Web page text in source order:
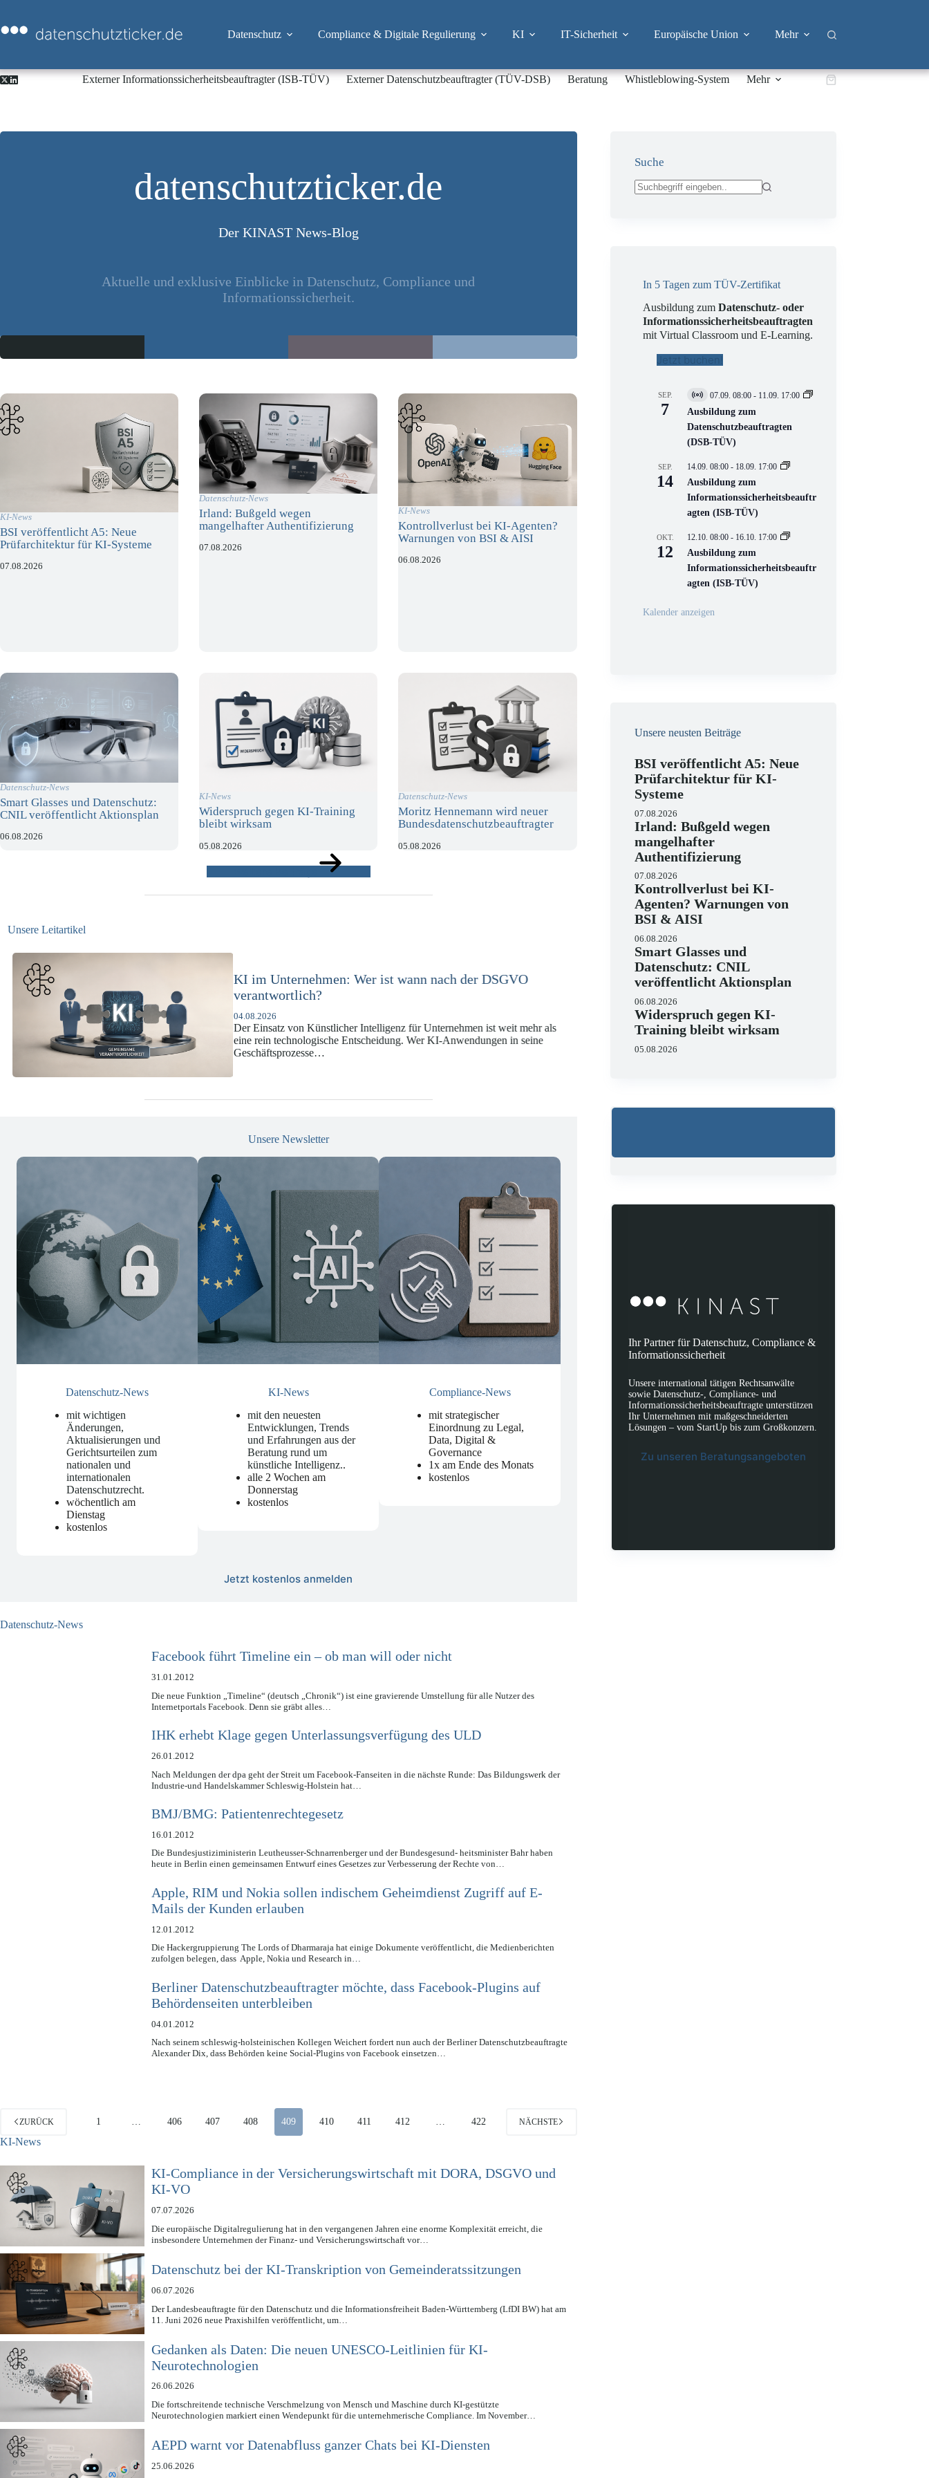
springen
Datenschutz Compliance & Digitale Regulierung KI IT-Sicherheit Europäische Union Mehr
Externer Informationssicherheitsbeauftragter (ISB-TÜV) Externer Datenschutzbeauftragter (TÜV-DSB) Beratung Whistleblowing-System Mehr Warenkorb
datenschutzticker.de
Der KINAST News-Blog
Aktuelle und exklusive Einblicke in Datenschutz, Compliance und
Informationssicherheit.
KI-News
BSI veröffentlicht A5: Neue
Prüfarchitektur für KI-Systeme
07.08.2026
Datenschutz-News
Irland: Bußgeld wegen
mangelhafter Authentifizierung
07.08.2026
KI-News
Kontrollverlust bei KI-Agenten?
Warnungen von BSI & AISI
06.08.2026
Datenschutz-News
Smart Glasses und Datenschutz:
CNIL veröffentlicht Aktionsplan
06.08.2026
KI-News
Widerspruch gegen KI-Training
bleibt wirksam
05.08.2026
Datenschutz-News
Moritz Hennemann wird neuer
Bundesdatenschutzbeauftragter
05.08.2026
Unsere Leitartikel
KI-Compliance in der Versicherungswirtschaft mit DORA,
DSGVO und KI-VO
07.07.2026
Die europäische Digitalregulierung hat in den vergangenen Jahren eine
enorme Komplexität erreicht, die insbesondere Unternehmen der Finanz-
und Versicherungswirtschaft vor…
Unsere Newsletter
Datenschutz-News
mit wichtigen
Änderungen,
Aktualisierungen und
Gerichtsurteilen zum
nationalen und
internationalen
Datenschutzrecht.
wöchentlich am
Dienstag
kostenlos
KI-News
mit den neuesten
Entwicklungen, Trends
und Erfahrungen aus der
Beratung rund um
künstliche Intelligenz..
alle 2 Wochen am
Donnerstag
kostenlos
Compliance-News
mit strategischer
Einordnung zu Legal,
Data, Digital &
Governance
1x am Ende des Monats
kostenlos
Jetzt kostenlos anmelden
Datenschutz-News
Facebook führt Timeline ein – ob man will oder nicht
31.01.2012
Die neue Funktion „Timeline“ (deutsch „Chronik“) ist eine gravierende Umstellung für alle Nutzer des
Internetportals Facebook. Denn sie gräbt alles…
IHK erhebt Klage gegen Unterlassungsverfügung des ULD
26.01.2012
Nach Meldungen der dpa geht der Streit um Facebook-Fanseiten in die nächste Runde: Das Bildungswerk der
Industrie-und Handelskammer Schleswig-Holstein hat…
BMJ/BMG: Patientenrechtegesetz
16.01.2012
Die Bundesjustiziministerin Leutheusser-Schnarrenberger und der Bundesgesund- heitsminister Bahr haben
heute in Berlin einen gemeinsamen Entwurf eines Gesetzes zur Verbesserung der Rechte von…
Apple, RIM und Nokia sollen indischem Geheimdienst Zugriff auf E-
Mails der Kunden erlauben
12.01.2012
Die Hackergruppierung The Lords of Dharmaraja hat einige Dokumente veröffentlicht, die Medienberichten
zufolgen belegen, dass Apple, Nokia und Research in…
Berliner Datenschutzbeauftragter möchte, dass Facebook-Plugins auf
Behördenseiten unterbleiben
04.01.2012
Nach seinem schleswig-holsteinischen Kollegen Weichert fordert nun auch der Berliner Datenschutzbeauftragte
Alexander Dix, dass Behörden keine Social-Plugins von Facebook einsetzen…
ZURÜCK 1 406 407 408 409 410 411 412 422 NÄCHSTE
KI-News
KI-Compliance in der Versicherungswirtschaft mit DORA, DSGVO und
KI-VO
07.07.2026
Die europäische Digitalregulierung hat in den vergangenen Jahren eine enorme Komplexität erreicht, die
insbesondere Unternehmen der Finanz- und Versicherungswirtschaft vor…
Datenschutz bei der KI-Transkription von Gemeinderatssitzungen
06.07.2026
Der Landesbeauftragte für den Datenschutz und die Informationsfreiheit Baden-Württemberg (LfDI BW) hat am
11. Juni 2026 neue Praxishilfen veröffentlicht, um…
Gedanken als Daten: Die neuen UNESCO-Leitlinien für KI-
Neurotechnologien
26.06.2026
Die fortschreitende technische Verschmelzung von Mensch und Maschine durch KI-gestützte
Neurotechnologien markiert einen Wendepunkt für die unternehmerische Compliance. Im November…
AEPD warnt vor Datenabfluss ganzer Chats bei KI-Diensten
25.06.2026
Suche
In 5 Tagen zum TÜV-Zertifikat
Ausbildung zumDatenschutz- oder
Informationssicherheitsbeauftragten
mit Virtual Classroom und E-Learning.
Jetzt buchen!
SEP.
7
V
i
t
u
l
V
e
r
n
s
t
a
t
n
07.09. 08:00 - 11.09. 17:00
Ausbildung zum
Datenschutzbeauftragten
(DSB-TÜV)
SEP.
14
14.09. 08:00 - 18.09. 17:00
Ausbildung zum
Informationssicherheitsbeauftr
agten (ISB-TÜV)
OKT.
12
12.10. 08:00 - 16.10. 17:00
Ausbildung zum
Informationssicherheitsbeauftr
agten (ISB-TÜV)
Kalender anzeigen
Unsere neusten Beiträge
BSI veröffentlicht A5: Neue
Prüfarchitektur für KI-
Systeme
07.08.2026
Irland: Bußgeld wegen
mangelhafter
Authentifizierung
07.08.2026
Kontrollverlust bei KI-
Agenten? Warnungen von
BSI & AISI
06.08.2026
Smart Glasses und
Datenschutz: CNIL
veröffentlicht Aktionsplan
06.08.2026
Widerspruch gegen KI-
Training bleibt wirksam
05.08.2026
Ihr Partner für Datenschutz, Compliance &
Informationssicherheit
Unsere international tätigen Rechtsanwälte
sowie Datenschutz-, Compliance- und
Informationssicherheitsbeauftragte unterstützen
Ihr Unternehmen mit maßgeschneiderten
Lösungen – vom StartUp bis zum Großkonzern.
Zu unseren Beratungsangeboten